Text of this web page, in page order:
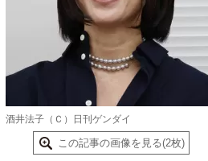
酒井法子（Ｃ）日刊ゲンダイ
この記事の画像を見る(2枚)